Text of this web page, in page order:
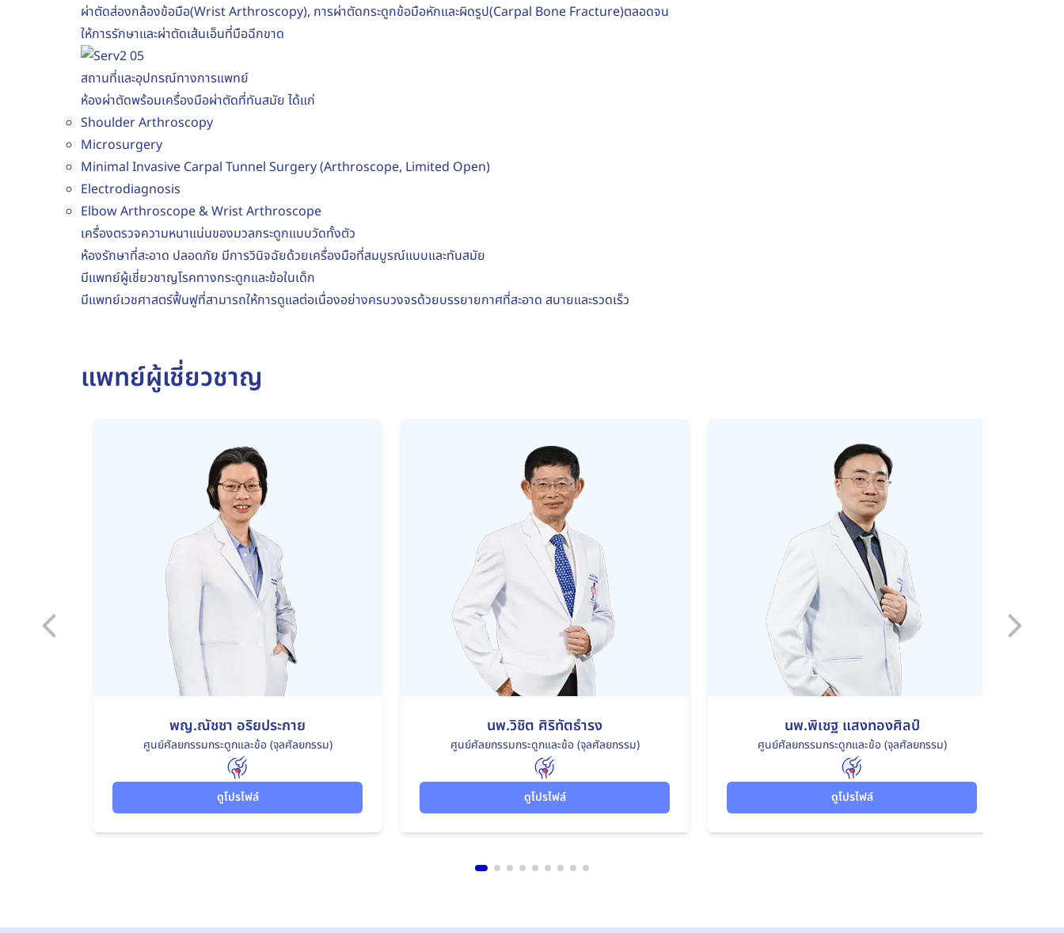
ผ่าตัดส่องกล้องข้อมือ(Wrist Arthroscopy), การผ่าตัดกระดูกข้อมือหักและผิดรูป(Carpal Bone Fracture)ตลอดจน
ให้การรักษาและผ่าตัดเส้นเอ็นที่มือฉีกขาด
สถานที่และอุปกรณ์ทางการแพทย์
ห้องผ่าตัดพร้อมเครื่องมือผ่าตัดที่ทันสมัย ได้แก่
Shoulder Arthroscopy
Microsurgery
Minimal Invasive Carpal Tunnel Surgery (Arthroscope, Limited Open)
Electrodiagnosis
Elbow Arthroscope & Wrist Arthroscope
เครื่องตรวจความหนาแน่นของมวลกระดูกแบบวัดทั้งตัว
ห้องรักษาที่สะอาด ปลอดภัย มีการวินิจฉัยด้วยเครื่องมือที่สมบูรณ์แบบและทันสมัย
มีแพทย์ผู้เชี่ยวชาญโรคทางกระดูกและข้อในเด็ก
มีแพทย์เวชศาสตร์ฟื้นฟูที่สามารถให้การดูแลต่อเนื่องอย่างครบวงจรด้วยบรรยายกาศที่สะอาด สบายและรวดเร็ว
แพทย์ผู้เชี่ยวชาญ
พญ.ณัชชา อริยประกาย
ศูนย์ศัลยกรรมกระดูกและข้อ (จุลศัลยกรรม)
ดูโปรไฟล์
นพ.วิชิต ศิริทัตธำรง
ศูนย์ศัลยกรรมกระดูกและข้อ (จุลศัลยกรรม)
ดูโปรไฟล์
นพ.พิเชฐ แสงทองศิลป์
ศูนย์ศัลยกรรมกระดูกและข้อ (จุลศัลยกรรม)
ดูโปรไฟล์